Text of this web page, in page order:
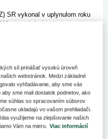
SR vykonal v uplynulom roku
potravinárskych
bolo tiež päť
vyše 2670 prevádzkach.
v prevádzkovej
prevádzky a pracovných
priestorov. Pochybenia
napríklad nefunkčným
skladovaním vzájomne
s potravinami či pri
síl prinášať vysokú úroveň
webstránok. Medzi základné
vyhľadávanie, aby sme vás
sme mali dostatok podnetov, ako
súhlas so spracovaním súborov
ukladajú vo vašom prehliadači.
využijeme na zlepšovanie našich
Vám na mieru. Viac informácií